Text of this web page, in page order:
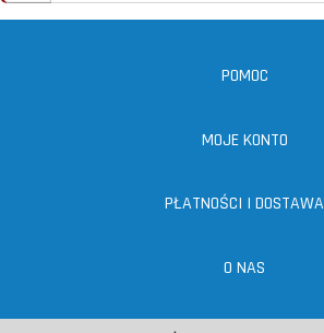
POMOC
MOJE KONTO
PŁATNOŚCI I DOSTAWA
O NAS